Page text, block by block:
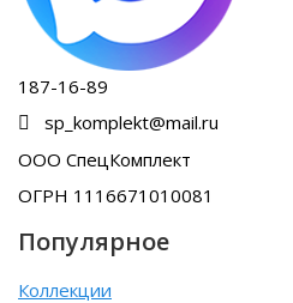
187-16-89
sp_komplekt@mail.ru
ООО СпецКомплект
ОГРН 1116671010081
Популярное
Коллекции